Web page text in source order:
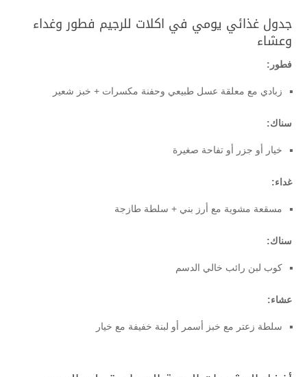
جدول غذائي يومي في اكلات للرجيم فطور وغداء
وعشاء
فطور:
زبادي مع معلقة عسل طبيعي وحفنة مكسرات + خبز شعير
سناك:
خيار أو جزر أو تفاحة صغيرة
غداء:
مسقعة مشوية مع أرز بني + سلطة طازجة
سناك:
كوب لبن رائب خالي الدسم
عشاء:
سلطة زعتر مع خبز أسمر أو لبنة خفيفة مع خيار